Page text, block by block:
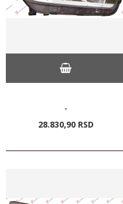
-
28.830,90 RSD